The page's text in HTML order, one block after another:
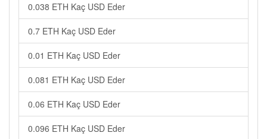
0.038 ETH Kaç USD Eder
0.7 ETH Kaç USD Eder
0.01 ETH Kaç USD Eder
0.081 ETH Kaç USD Eder
0.06 ETH Kaç USD Eder
0.096 ETH Kaç USD Eder